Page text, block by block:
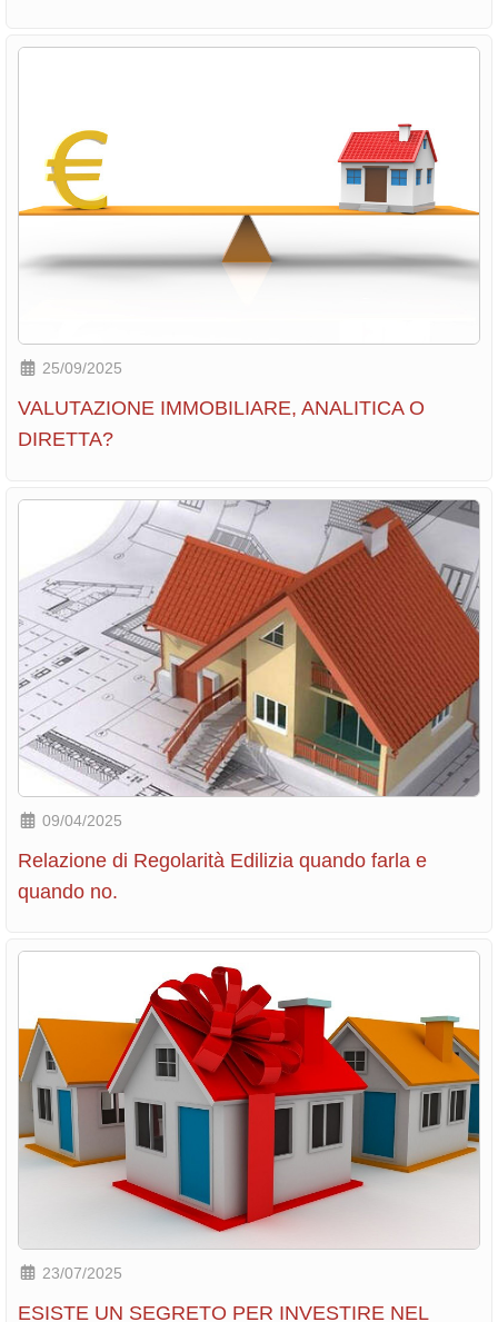
25/09/2025
VALUTAZIONE IMMOBILIARE, ANALITICA O
DIRETTA?
09/04/2025
Relazione di Regolarità Edilizia quando farla e
quando no.
23/07/2025
ESISTE UN SEGRETO PER INVESTIRE NEL